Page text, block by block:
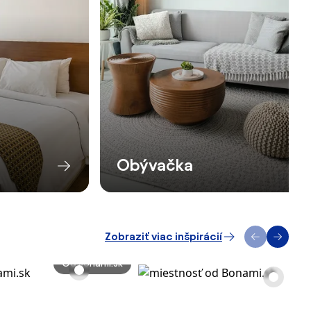
Obývačka
Zobraziť viac inšpirácií
Od Bonami.sk